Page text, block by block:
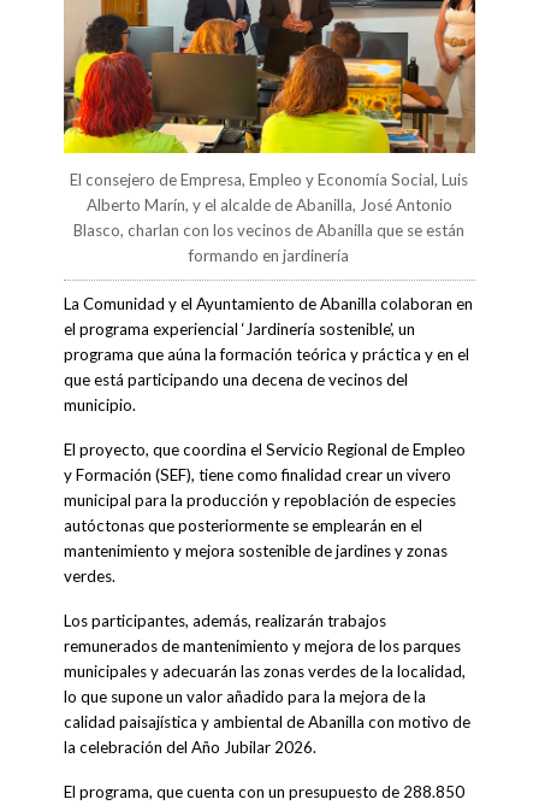
El consejero de Empresa, Empleo y Economía Social, Luis
Alberto Marín, y el alcalde de Abanilla, José Antonio
Blasco, charlan con los vecinos de Abanilla que se están
formando en jardinería
La Comunidad y el Ayuntamiento de Abanilla colaboran en
el programa experiencial ‘Jardinería sostenible’, un
programa que aúna la formación teórica y práctica y en el
que está participando una decena de vecinos del
municipio.
El proyecto, que coordina el Servicio Regional de Empleo
y Formación (SEF), tiene como finalidad crear un vivero
municipal para la producción y repoblación de especies
autóctonas que posteriormente se emplearán en el
mantenimiento y mejora sostenible de jardines y zonas
verdes.
Los participantes, además, realizarán trabajos
remunerados de mantenimiento y mejora de los parques
municipales y adecuarán las zonas verdes de la localidad,
lo que supone un valor añadido para la mejora de la
calidad paisajística y ambiental de Abanilla con motivo de
la celebración del Año Jubilar 2026.
El programa, que cuenta con un presupuesto de 288.850